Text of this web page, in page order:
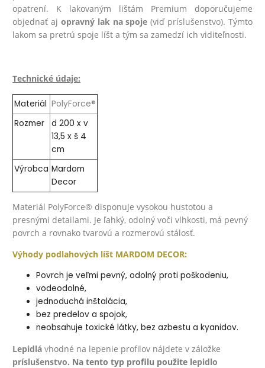
opatrení. K lakovaným lištám Premium doporučujeme
objednať aj opravný lak na spoje (viď príslušenstvo). Týmto
lakom sa pretrú spoje líšt a tým sa zamedzí ich viditeľnosti.
Technické údaje:
Materiál PolyForce®
Rozmer
d 200 x v
13,5 x š 4
cm
Výrobca Mardom
Decor
Materiál PolyForce® disponuje vysokou hustotou a
presnými detailami. Je ľahký, odolný voči vlhkosti, má pevný
povrch a rovnako tvarovú a rozmerovú stálosť.
Výhody podlahových líšt MARDOM DECOR:
Povrch je veľmi pevný, odolný proti poškodeniu,
vodeodolné,
jednoduchá inštalácia,
bez predelov a spojok,
neobsahuje toxické látky, bez azbestu a kyanidov.
Lepidlá vhodné na lepenie profilov nájdete v záložke
príslušenstvo. Na tento typ profilu použite lepidlo